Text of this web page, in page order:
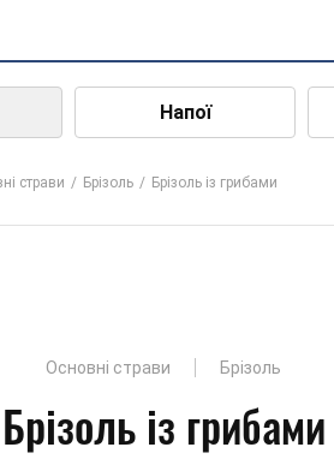
Напої
страви Брізоль Брізоль із грибами
Основні страви Брізоль
Брізоль із грибами